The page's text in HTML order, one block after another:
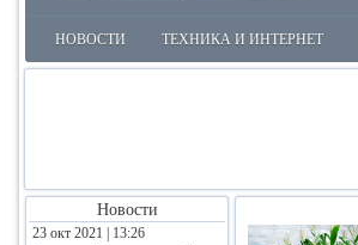
НОВОСТИ ТЕХНИКА И ИНТЕРНЕТ
Новости
23 окт 2021 | 13:26